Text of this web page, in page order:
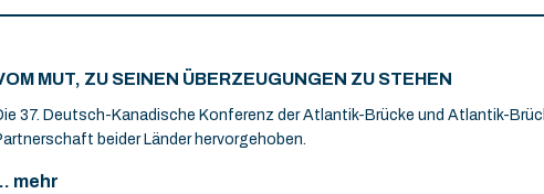
MUT, ZU SEINEN ÜBERZEUGUNGEN ZU STEHEN
37. Deutsch-Kanadische Konferenz der Atlantik-Brücke und Atlantik-
beider Länder hervorgehoben.
mehr